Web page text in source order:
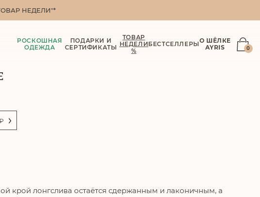
НЕДЕЛИ"*
РОСКОШНАЯ
ОДЕЖДА
ПОДАРКИ И
СЕРТИФИКАТЫ
ТОВАР
НЕДЕЛИ
%
БЕСТСЕЛЛЕРЫО ШЁЛКЕ
AYRIS
0
крой лонгслива остаётся сдержанным и лаконичным, а